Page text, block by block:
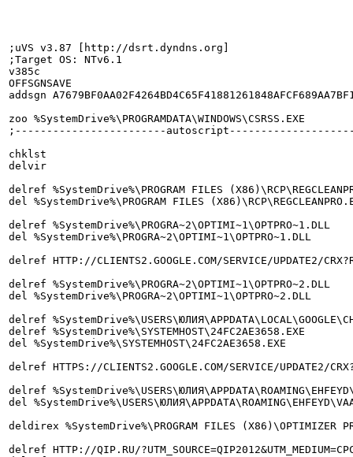
;uVS v3.87 [http://dsrt.dyndns.org]
;Target OS: NTv6.1
v385c
OFFSGNSAVE
addsgn
zoo %SystemDrive%\PROGRAMDATA\WINDOWS\CSRSS.EXE
;------------------------
chklst
delvir
delref %SystemDrive%\PROGRAM FILES
del %SystemDrive%\PROGRAM FILES
delref %SystemDrive%\PROGRA~2\OPTIMI~1\OPTPRO~1.DLL
del %SystemDrive%\PROGRA~2\OPTIMI~1\OPTPRO~1.DLL
delref HTTP://CLIENTS2.GOOGLE.COM/SERVICE/UPDATE2/
delref %SystemDrive%\PROGRA~2\OPTIMI~1\OPTPRO~2.DLL
del %SystemDrive%\PROGRA~2\OPTIMI~1\OPTPRO~2.DLL
delref
delref %SystemDrive%\SYSTEMHOST\24FC2AE3658.EXE
del %SystemDrive%\SYSTEMHOST\24FC2AE3658.EXE
delref HTTPS://CLIENTS2.GOOGLE.COM/SERVICE/UPDATE2/
delref
del
deldirex %SystemDrive%\PROGRAM FILES (X86)\OPTIMIZER
delref HTTP://QIP.RU/